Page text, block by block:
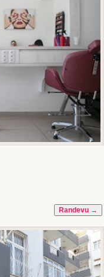
Randevu →